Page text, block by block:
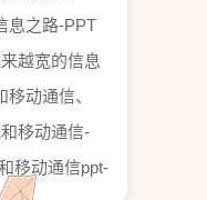
息之路-PPT
越宽的信息
动通信、
课件
移动通信-
移动通信ppt-